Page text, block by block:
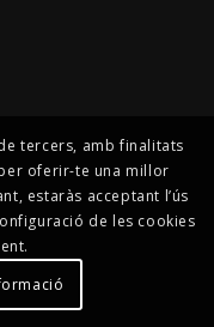
tercers, amb finalitats
oferir-te una millor
estaràs acceptant l’ús
de les cookies